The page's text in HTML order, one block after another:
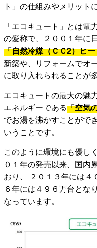
ト」の仕組みやメリット
「エコキュート」とは電
の愛称で、２００１年に
「自然冷媒（ＣＯ2）ヒ
新築や、リフォームでオ
に取り入れられることが
エコキュートの最大の魅
エネルギーである「空気
でお湯を沸かすことがで
いうことです。
このように環境にも優し
０１年の発売以来、国内
おり、 ２０１３年には４
６年には４９６万台とな
なっています。